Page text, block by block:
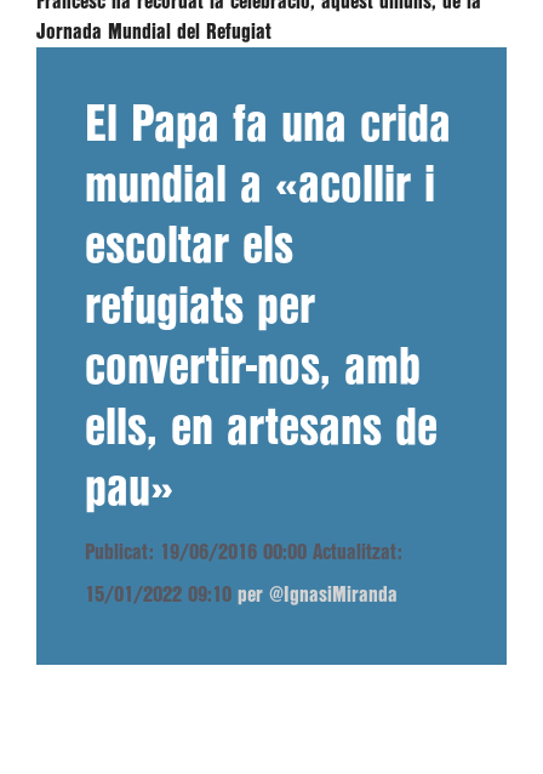
Jornada Mundial del Refugiat
El Papa fa una crida
mundial a «acollir i
escoltar els
refugiats per
convertir-nos, amb
ells, en artesans de
pau»
Publicat: 19/06/2016 00:00 Actualitzat:
15/01/2022 09:10 per @IgnasiMiranda